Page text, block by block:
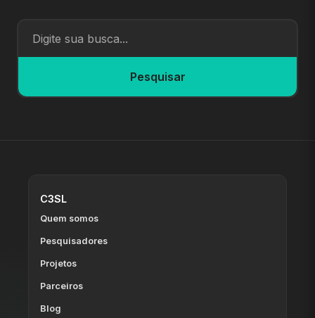
Pesquisar
C3SL
Quem somos
Pesquisadores
Projetos
Parceiros
Blog